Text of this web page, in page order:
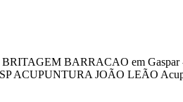
BARRACAO em Gaspar
ACUPUNTURA JOÃO LEÃO